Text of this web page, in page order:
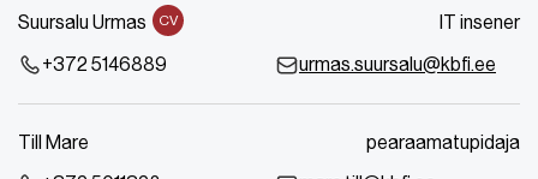
Suursalu Urmas CV
IT insener
+372 5146889
urmas.suursalu@kbfi.ee
Till Mare
pearaamatupidaja